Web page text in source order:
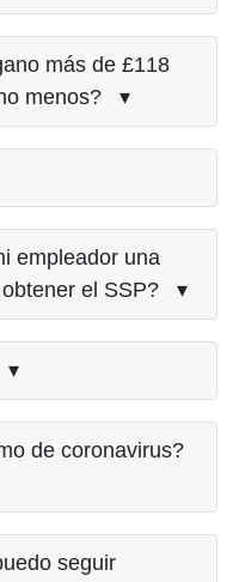
más de £118
menos? ▾
empleador una
obtener el SSP? ▾
▾
de coronavirus?
seguir